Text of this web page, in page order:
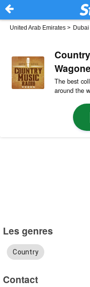
United Arab Emirates > Dubai
The best
around the
Les genres
Country
Contact